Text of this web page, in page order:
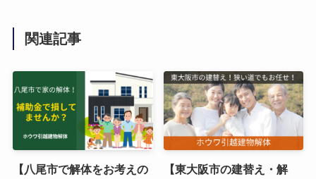
関連記事
【八尾市で解体をお考えの
【東大阪市の建替え・解